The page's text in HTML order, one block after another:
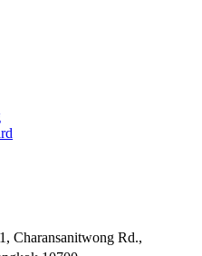
Charansanitwong Rd.,